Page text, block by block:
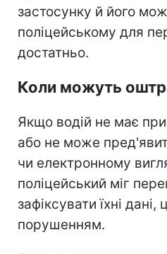
застосунку й його
поліцейському для
достатньо.
Коли можуть
Якщо водій не має при
або не може
чи електронному
поліцейський міг
зафіксувати їхні
порушенням.